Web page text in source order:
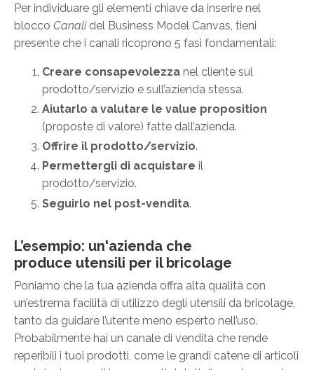
Per individuare gli elementi chiave da inserire nel
blocco Canalidel Business Model Canvas, tieni
presente che i canali ricoprono 5 fasi fondamentali:
Creare consapevolezza nel cliente sul
prodotto/servizio e sull’azienda stessa.
Aiutarlo a valutare le value proposition
(proposte di valore) fatte dall’azienda.
Offrire il prodotto/servizio.
Permettergli di acquistare il
prodotto/servizio.
Seguirlo nel post-vendita.
L’esempio: un'azienda che
produce utensili per il bricolage
Poniamo che la tua azienda offra alta qualità con
un’estrema facilità di utilizzo degli utensili da bricolage,
tanto da guidare l’utente meno esperto nell’uso.
Probabilmente hai un canale di vendita che rende
reperibili i tuoi prodotti, come le grandi catene di articoli